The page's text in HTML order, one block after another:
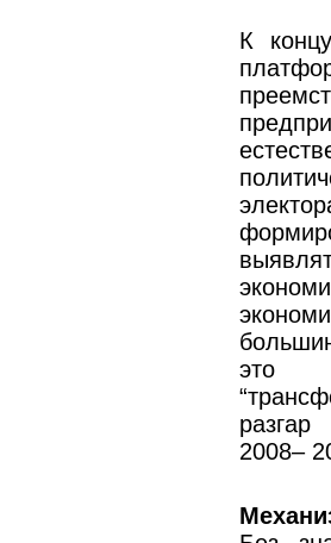
К
это
разгар
2008–